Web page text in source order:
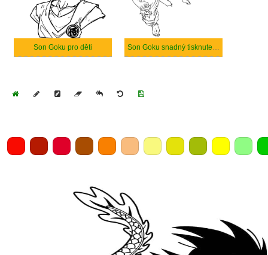
Son Goku pro děti Son Goku snadný tisknutelné